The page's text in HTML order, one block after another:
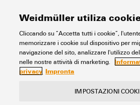
Weidmüller utiliza
Cliccando su “Accetta tutti i cookie”,
memorizzare i cookie sul dispositivo per
navigazione del sito, analizzare l'utilizzo
nelle nostre attività di marketing.
privacy Impronta
IMPOSTAZIONI